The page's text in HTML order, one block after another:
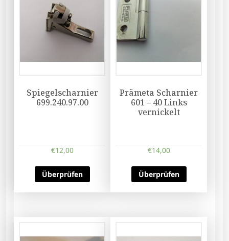
Spiegelscharnier
699.240.97.00
€12,00
Überprüfen
Prämeta Scharnier
601 – 40 Links
vernickelt
€14,00
Überprüfen